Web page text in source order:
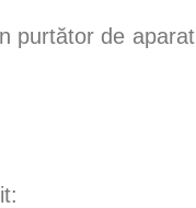
purtător de aparat